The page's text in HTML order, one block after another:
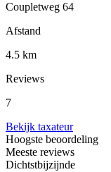
Coupletweg 64
Afstand
4.5 km
Reviews
7
Bekijk taxateur
Hoogste beoordeling
Meeste reviews
Dichtstbijzijnde